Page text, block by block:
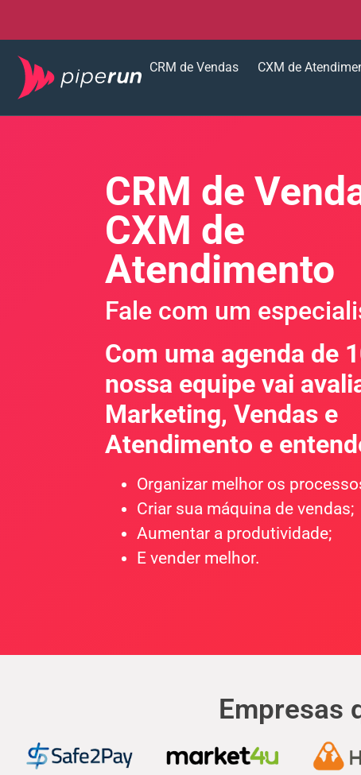
CRM de Vendas CXM de
CRM de
CXM de
Atendimento
Fale com um
Com uma agenda de
nossa equipe vai
Marketing, Vendas e
Atendimento e
Organizar melhor os
Criar sua máquina de vendas;
Aumentar a produtividade;
E vender melhor.
Empresas